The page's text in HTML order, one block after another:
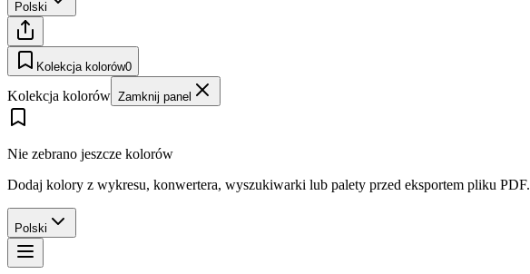
Polski
Kolekcja kolorów0
Kolekcja kolorów Zamknij panel
Nie zebrano jeszcze kolorów
Dodaj kolory z wykresu, konwertera, wyszukiwarki lub palety przed eksportem pliku PDF.
Polski